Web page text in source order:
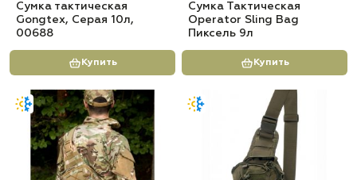
Сумка тактическая
Gongtex, Серая 10л,
00688
Купить
Сумка Тактическая
Operator Sling Bag
Пиксель 9л
Купить